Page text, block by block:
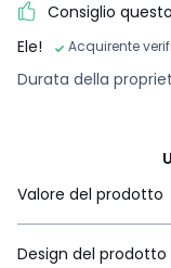
Consiglio
Ele!
Acquirente
Durata della
Valore del prodotto
Design del prodotto